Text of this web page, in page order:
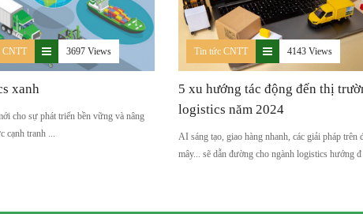
CNTT 3697 Views
xanh
cho sự phát triển bền vững và nâng
cạnh tranh ...
Tin tức CNTT 4143 Views
5 xu hướng tác động đến thị
logistics năm 2024
AI sáng tạo, giao hàng nhanh, các giải pháp trên
mây... sẽ dẫn đường cho ngành logistics hướng đ